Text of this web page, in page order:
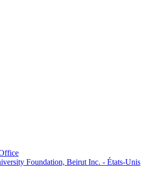
Foundation, Beirut Inc. - États-Unis